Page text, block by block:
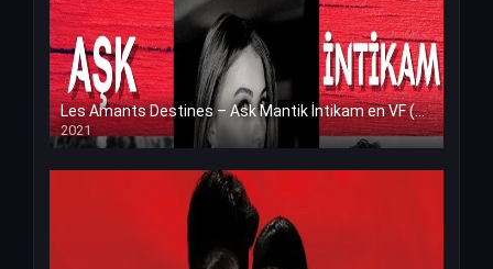
Les Amants Destines – Ask Mantik İntikam en VF (Voix Francaise)
2021